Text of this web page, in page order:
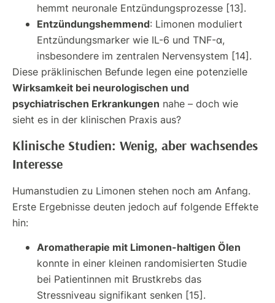
hemmt neuronale Entzündungsprozesse [13].
Entzündungshemmend: Limonen moduliert
Entzündungsmarker wie IL-6 und TNF-α,
insbesondere im zentralen Nervensystem [14].
Diese präklinischen Befunde legen eine potenzielle
Wirksamkeit bei neurologischen und
psychiatrischen Erkrankungen nahe – doch wie
sieht es in der klinischen Praxis aus?
Klinische Studien: Wenig, aber wachsendes
Interesse
Humanstudien zu Limonen stehen noch am Anfang.
Erste Ergebnisse deuten jedoch auf folgende Effekte
hin:
Aromatherapie mit Limonen-haltigen Ölen
konnte in einer kleinen randomisierten Studie
bei Patientinnen mit Brustkrebs das
Stressniveau signifikant senken [15].